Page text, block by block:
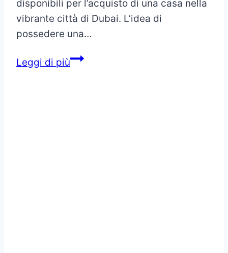
disponibili per l’acquisto di una casa nella
vibrante città di Dubai. L’idea di
possedere una…
Leggi di piùDove